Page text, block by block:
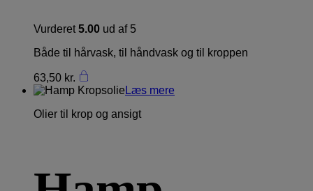
Vurderet5.00 ud af 5
Både til hårvask, til håndvask og til kroppen
63,50 kr.
Læs mere
Olier til krop og ansigt